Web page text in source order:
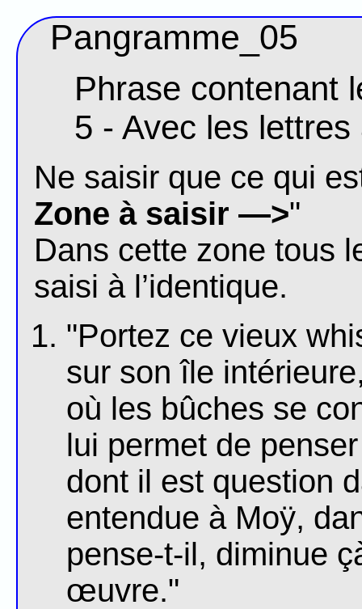
Pangramme_05
Phrase contenant
5 - Avec les
Ne saisir que ce qui
Zone à saisir —>"
Dans cette zone tous
saisi à l’identique.
"Portez ce vieux
sur son île
où les bûches se
lui permet de
dont il est question
entendue à Moÿ,
pense-t-il, diminue
œuvre."